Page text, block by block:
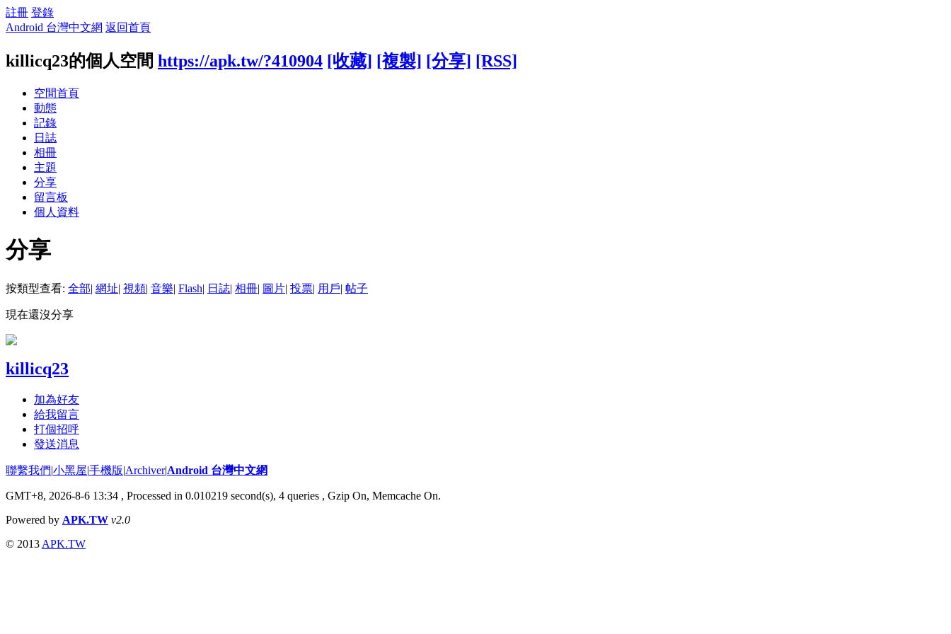
註冊 登錄
Android 台灣中文網 返回首頁
killicq23的個人空間 https://apk.tw/?410904 [收藏] [複製] [分享] [RSS]
空間首頁
動態
記錄
日誌
相冊
主題
分享
留言板
個人資料
分享
按類型查看: 全部| 網址| 視頻| 音樂| Flash| 日誌| 相冊| 圖片| 投票| 用戶| 帖子
現在還沒分享
killicq23
加為好友
給我留言
打個招呼
發送消息
聯繫我們|小黑屋|手機版|Archiver|Android 台灣中文網
GMT+8, 2026-8-6 13:34 , Processed in 0.010219 second(s), 4 queries , Gzip On, Memcache On.
Powered by APK.TW v2.0
© 2013 APK.TW